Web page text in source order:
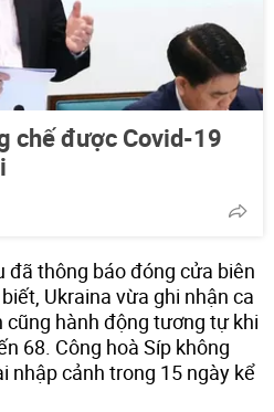
chế được Covid-19
đã thông báo đóng cửa biên
Ukraina vừa ghi nhận ca
hành động tương tự khi
68. Công hoà Síp không
nhập cảnh trong 15 ngày kể